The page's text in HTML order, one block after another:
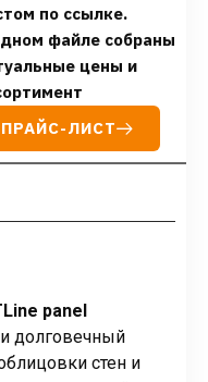
по ссылке.
файле собраны
цены и
ПРАЙС-ЛИСТ
panel
долговечный
стен и